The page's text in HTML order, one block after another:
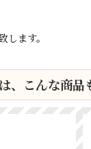
ます。
、こんな商品